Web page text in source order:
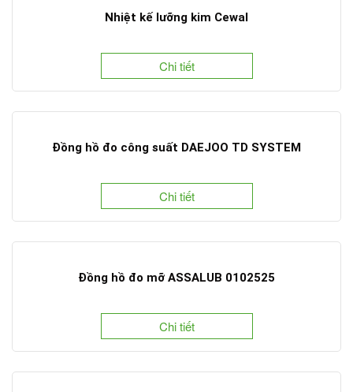
Nhiệt kế lưỡng kim Cewal
Chi tiết
Đồng hồ đo công suất DAEJOO TD SYSTEM
Chi tiết
Đồng hồ đo mỡ ASSALUB 0102525
Chi tiết